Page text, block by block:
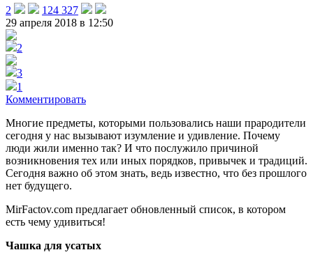
2
124 327
29 апреля 2018 в 12:50
2
3
1
Комментировать
Многие предметы, которыми пользовались наши прародители
сегодня у нас вызывают изумление и удивление. Почему
люди жили именно так? И что послужило причиной
возникновения тех или иных порядков, привычек и традиций.
Сегодня важно об этом знать, ведь известно, что без прошлого
нет будущего.
MirFactov.com предлагает обновленный список, в котором
есть чему удивиться!
Чашка для усатых